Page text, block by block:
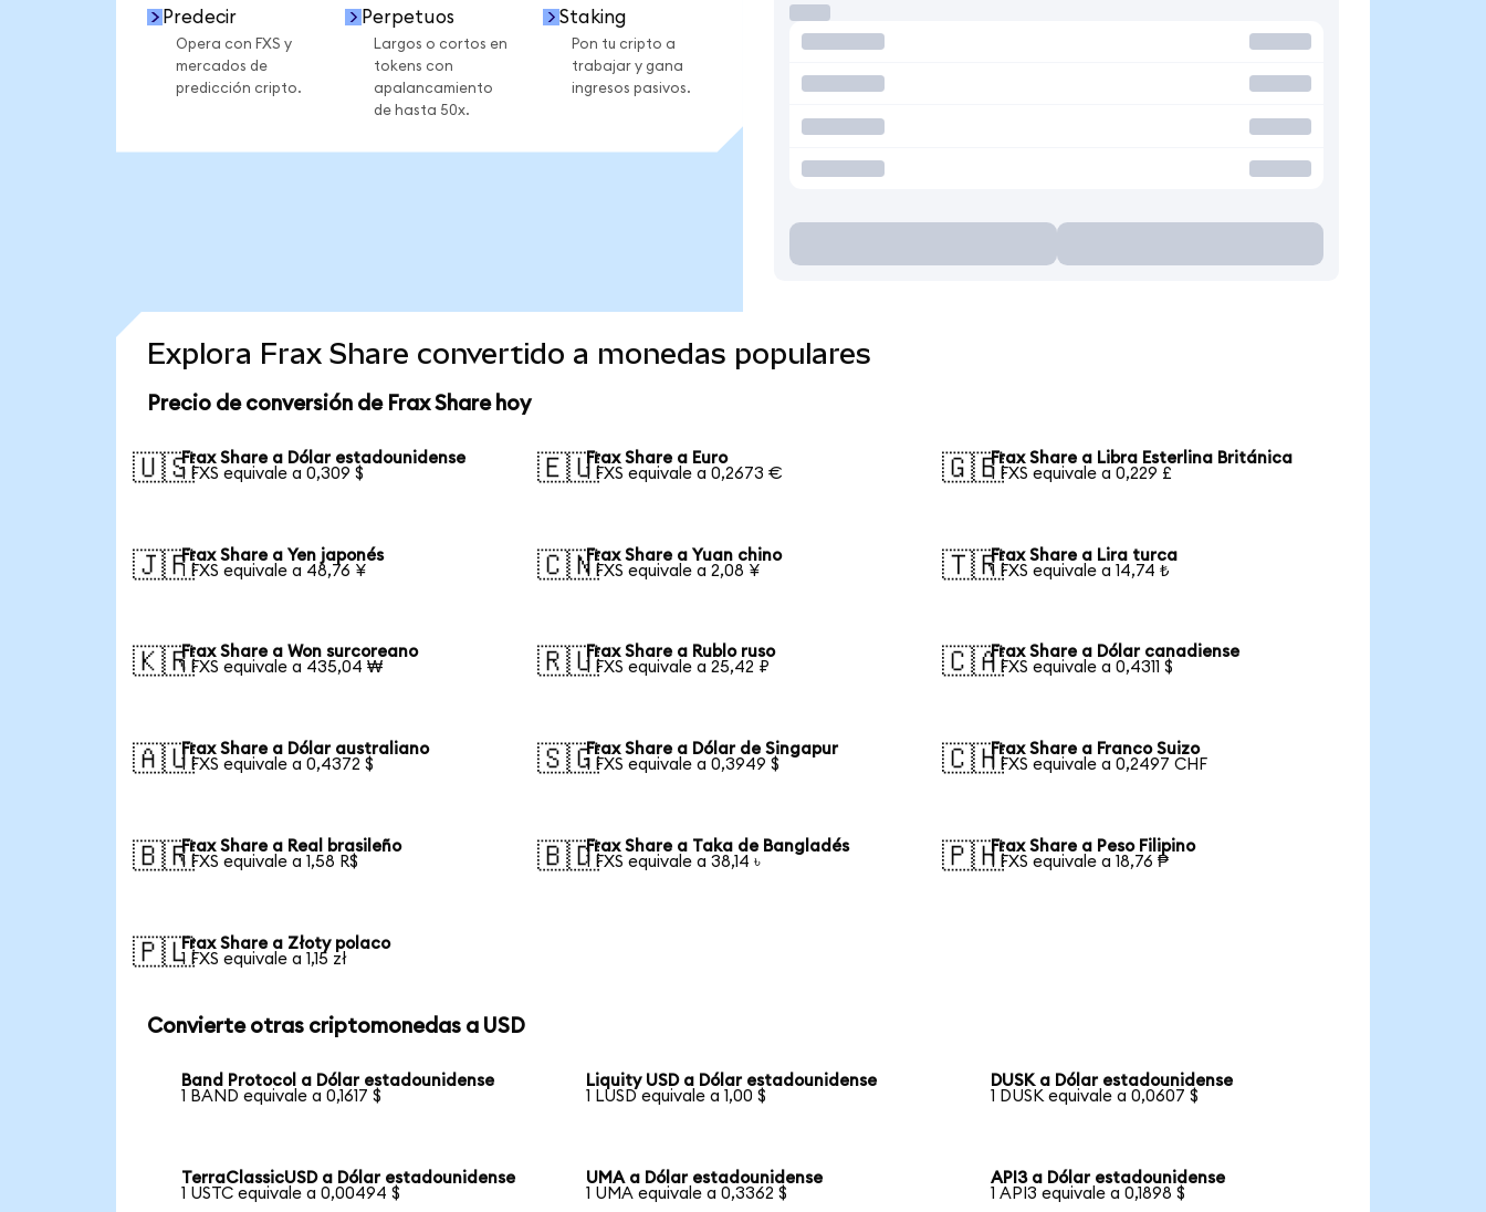
Predecir
Opera con FXS y
mercados de
predicción cripto.
Perpetuos
Largos o cortos en
tokens con
apalancamiento
de hasta 50x.
Staking
Pon tu cripto a
trabajar y gana
ingresos pasivos.
Explora Frax Share convertido a monedas populares
Precio de conversión de Frax Share hoy
🇺🇸Frax Share a Dólar estadounidense
1 FXS equivale a 0,309 $
🇪🇺Frax Share a Euro
1 FXS equivale a 0,2673 €
🇬🇧Frax Share a Libra Esterlina Británica
1 FXS equivale a 0,229 £
🇯🇵Frax Share a Yen japonés
1 FXS equivale a 48,76 ¥
🇨🇳Frax Share a Yuan chino
1 FXS equivale a 2,08 ¥
🇹🇷Frax Share a Lira turca
1 FXS equivale a 14,74 ₺
🇰🇷Frax Share a Won surcoreano
1 FXS equivale a 435,04 ₩
🇷🇺Frax Share a Rublo ruso
1 FXS equivale a 25,42 ₽
🇨🇦Frax Share a Dólar canadiense
1 FXS equivale a 0,4311 $
🇦🇺Frax Share a Dólar australiano
1 FXS equivale a 0,4372 $
🇸🇬Frax Share a Dólar de Singapur
1 FXS equivale a 0,3949 $
🇨🇭Frax Share a Franco Suizo
1 FXS equivale a 0,2497 CHF
🇧🇷Frax Share a Real brasileño
1 FXS equivale a 1,58 R$
🇧🇩Frax Share a Taka de Bangladés
1 FXS equivale a 38,14 ৳
🇵🇭Frax Share a Peso Filipino
1 FXS equivale a 18,76 ₱
🇵🇱Frax Share a Złoty polaco
1 FXS equivale a 1,15 zł
Convierte otras criptomonedas a USD
Band Protocol a Dólar estadounidense
1 BAND equivale a 0,1617 $
Liquity USD a Dólar estadounidense
1 LUSD equivale a 1,00 $
DUSK a Dólar estadounidense
1 DUSK equivale a 0,0607 $
TerraClassicUSD a Dólar estadounidense
1 USTC equivale a 0,00494 $
UMA a Dólar estadounidense
1 UMA equivale a 0,3362 $
API3 a Dólar estadounidense
1 API3 equivale a 0,1898 $